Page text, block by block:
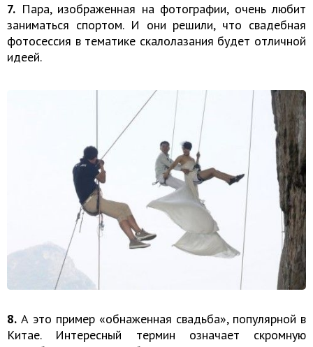
7. Пара, изображенная на фотографии, очень любит
заниматься спортом. И они решили, что свадебная
фотосессия в тематике скалолазания будет отличной
идеей.
8. А это пример «обнаженная свадьба», популярной в
Китае. Интересный термин означает скромную